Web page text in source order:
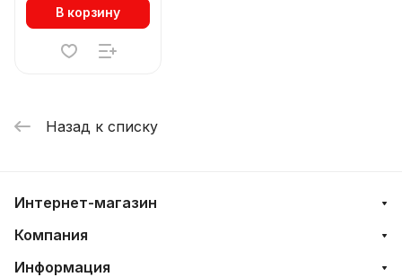
В корзину
Назад к списку
Интернет-магазин
Компания
Информация